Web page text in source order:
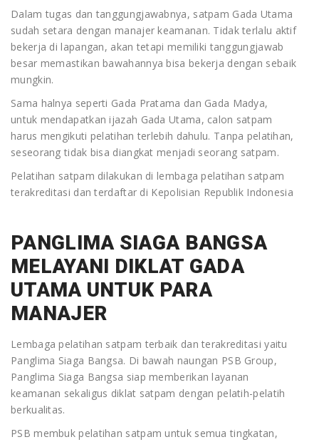
siaga bangsa, penyalur jasa
tenaga kerja, psb security, Pudiklat
Satpam terbaik, pusdiklat satpam
yayasan penyedia satpam,
yayasan satpam
Dalam tugas dan tanggungjawabnya, satpam Gada Utama
sudah setara dengan manajer keamanan. Tidak terlalu aktif
bekerja di lapangan, akan tetapi memiliki tanggungjawab
besar memastikan bawahannya bisa bekerja dengan sebaik
mungkin.
Sama halnya seperti Gada Pratama dan Gada Madya,
untuk mendapatkan ijazah Gada Utama, calon satpam
harus mengikuti pelatihan terlebih dahulu. Tanpa pelatihan,
seseorang tidak bisa diangkat menjadi seorang satpam.
Pelatihan satpam dilakukan di lembaga pelatihan satpam
terakreditasi dan terdaftar di Kepolisian Republik Indonesia
PANGLIMA SIAGA BANGSA
MELAYANI DIKLAT GADA
UTAMA UNTUK PARA
MANAJER
Lembaga pelatihan satpam terbaik dan terakreditasi yaitu
Panglima Siaga Bangsa. Di bawah naungan PSB Group,
Panglima Siaga Bangsa siap memberikan layanan
keamanan sekaligus diklat satpam dengan pelatih-pelatih
berkualitas.
PSB membuk pelatihan satpam untuk semua tingkatan,